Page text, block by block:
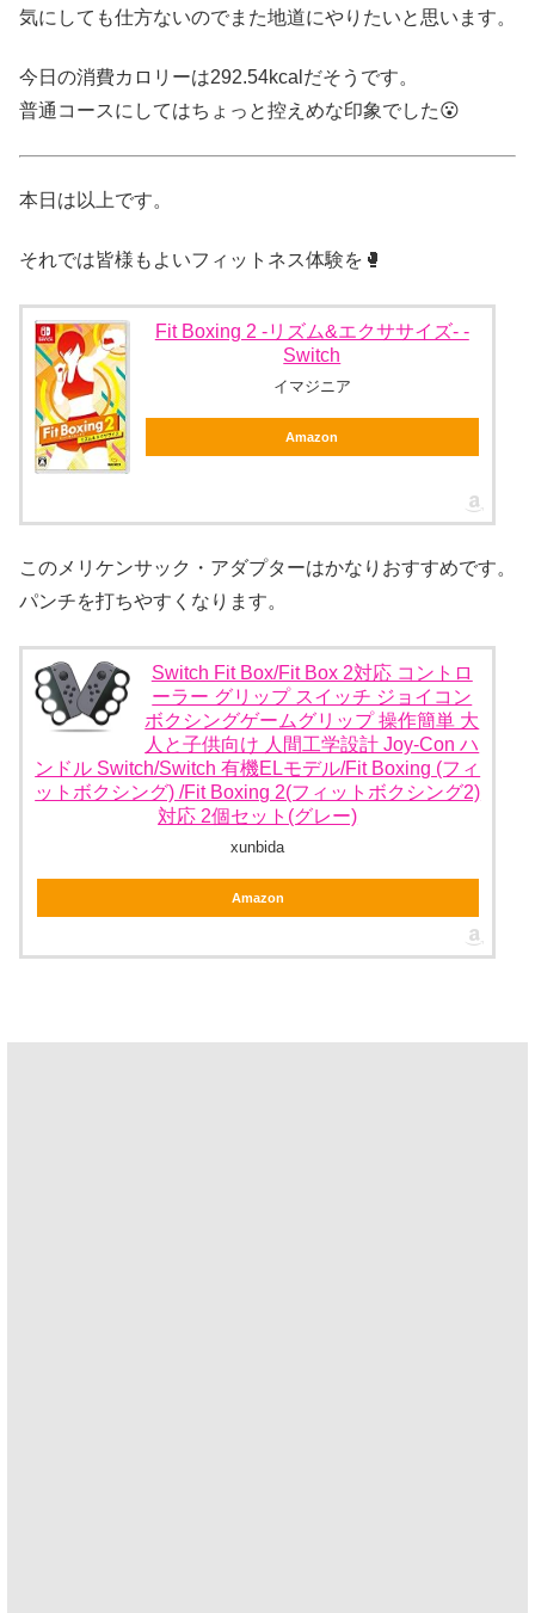
気にしても仕方ないのでまた地道にやりたいと思います。
今日の消費カロリーは292.54kcalだそうです。
普通コースにしてはちょっと控えめな印象でした😮
本日は以上です。
それでは皆様もよいフィットネス体験を🥊
Fit Boxing 2 -リズム&エクササイズ- -
Switch
イマジニア
Amazon
このメリケンサック・アダプターはかなりおすすめです。
パンチを打ちやすくなります。
Switch Fit Box/Fit Box 2対応 コントロ
ーラー グリップ スイッチ ジョイコン
ボクシングゲームグリップ 操作簡単 大
人と子供向け 人間工学設計 Joy-Con ハ
ンドル Switch/Switch 有機ELモデル/Fit Boxing (フィ
ットボクシング) /Fit Boxing 2(フィットボクシング2)
対応 2個セット(グレー)
xunbida
Amazon